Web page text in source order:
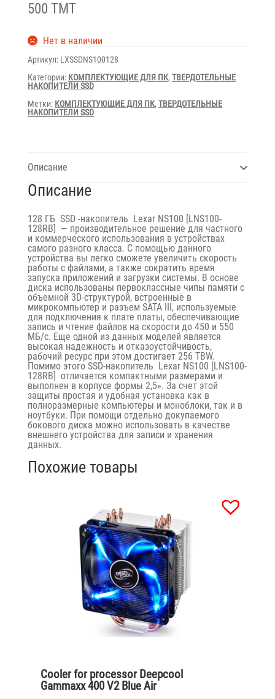
500 TMT
Нет в наличии
Артикул: LXSSDNS100128
Категории: КОМПЛЕКТУЮЩИЕ ДЛЯ ПК, ТВЕРДОТЕЛЬНЫЕ
НАКОПИТЕЛИ SSD
Метки: КОМПЛЕКТУЮЩИЕ ДЛЯ ПК, ТВЕРДОТЕЛЬНЫЕ
НАКОПИТЕЛИ SSD
Описание
Описание
128 ГБ SSD -накопитель Lexar NS100 [LNS100-
128RB] — производительное решение для частного
и коммерческого использования в устройствах
самого разного класса. С помощью данного
устройства вы легко сможете увеличить скорость
работы с файлами, а также сократить время
запуска приложений и загрузки системы. В основе
диска использованы первоклассные чипы памяти с
объемной 3D-структурой, встроенные в
микрокомпьютер и разъем SATA III, используемые
для подключения к плате платы, обеспечивающие
запись и чтение файлов на скорости до 450 и 550
МБ/с. Еще одной из данных моделей является
высокая надежность и отказоустойчивость,
рабочий ресурс при этом достигает 256 TBW.
Помимо этого SSD-накопитель Lexar NS100 [LNS100-
128RB] отличается компактными размерами и
выполнен в корпусе формы 2,5». За счет этой
защиты простая и удобная установка как в
полноразмерные компьютеры и моноблоки, так и в
ноутбуки. При помощи отдельно докупаемого
бокового диска можно использовать в качестве
внешнего устройства для записи и хранения
данных.
Похожие товары
Cooler for processor Deepcool
Gammaxx 400 V2 Blue Air